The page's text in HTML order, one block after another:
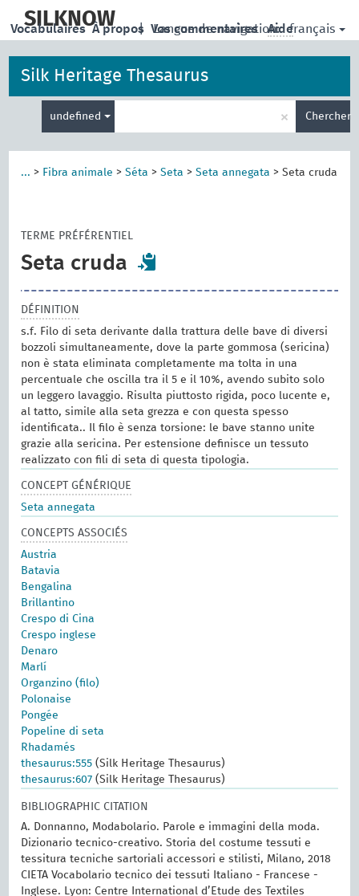
main
SILKNOW | Langue de navigation: français
Vocabulaires À propos Vos commentaires Aide
Silk Heritage Thesaurus
undefined
de
recherche
× Chercher
... > Fibra animale >Séta >Seta >Seta annegata >Seta cruda
TERME PRÉFÉRENTIEL
Seta cruda
DÉFINITION
s.f. Filo di seta derivante dalla trattura delle bave di diversi
bozzoli simultaneamente, dove la parte gommosa (sericina)
non è stata eliminata completamente ma tolta in una
percentuale che oscilla tra il 5 e il 10%, avendo subito solo
un leggero lavaggio. Risulta piuttosto rigida, poco lucente e,
al tatto, simile alla seta grezza e con questa spesso
identificata.. Il filo è senza torsione: le bave stanno unite
grazie alla sericina. Per estensione definisce un tessuto
realizzato con fili di seta di questa tipologia.
CONCEPT GÉNÉRIQUE
Seta annegata
CONCEPTS ASSOCIÉS
Austria
Batavia
Bengalina
Brillantino
Crespo di Cina
Crespo inglese
Denaro
Marlí
Organzino (filo)
Polonaise
Pongée
Popeline di seta
Rhadamés
thesaurus:555 (Silk Heritage Thesaurus)
thesaurus:607 (Silk Heritage Thesaurus)
BIBLIOGRAPHIC CITATION
A. Donnanno, Modabolario. Parole e immagini della moda.
Dizionario tecnico-creativo. Storia del costume tessuti e
tessitura tecniche sartoriali accessori e stilisti, Milano, 2018
CIETA Vocabolario tecnico dei tessuti Italiano - Francese -
Inglese. Lyon: Centre International d’Etude des Textiles